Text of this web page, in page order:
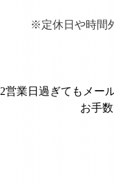
※定休日や時間
2営業日過ぎてもメー
お手